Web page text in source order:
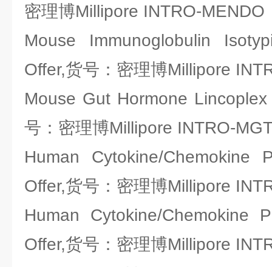
密理博Millipore INTRO-MENDO
Mouse Immunoglobulin
Offer,货号：密理博Millipore
Mouse Gut Hormone
号：密理博Millipore INTRO-
Human Cytokine/Chemokine
Offer,货号：密理博Millipore
Human Cytokine/Chemokine
Offer,货号：密理博Millipore